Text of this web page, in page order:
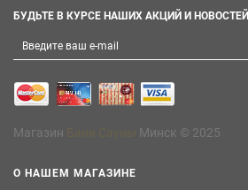
БУДЬТЕ В КУРСЕ НАШИХ АКЦИЙ И НОВОСТЕЙ
Магазин Минск © 2025
О НАШЕМ МАГАЗИНЕ